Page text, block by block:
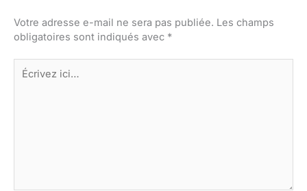
Votre adresse e-mail ne sera pas publiée. Les champs
obligatoires sont indiqués avec *
Écrivez
ici…